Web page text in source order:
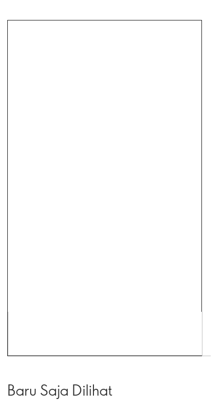
Baru Saja Dilihat